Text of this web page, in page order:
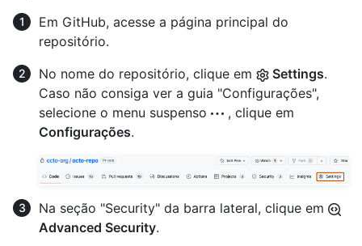
Em GitHub, acesse a página principal do
repositório.
No nome do repositório, clique em
Settings.
Caso não consiga ver a guia "Configurações",
selecione o menu suspenso
, clique em
Configurações.
Na seção "Security" da barra lateral, clique em
Advanced Security.